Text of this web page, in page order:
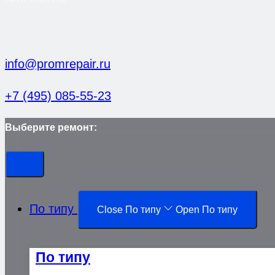
info@promrepair.ru
+7 (495) 085-55-23
Выберите ремонт:
По типу Close По типу Open По типу
По типу